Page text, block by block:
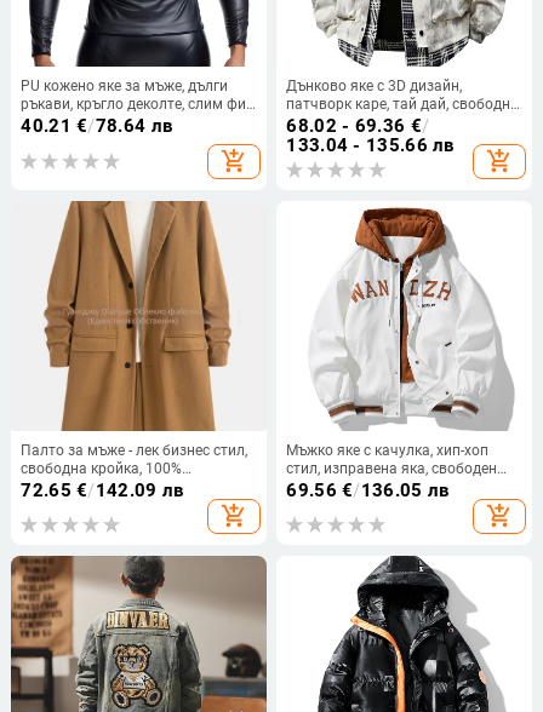
PU кожено яке за мъже, дълги
ръкави, кръгло деколте, слим фит,
подплата полиестер
40.21 €/78.64 лв
add_shopping_cart
Дънково яке с 3D дизайн,
патчворк каре, тай дай, свободна
кройка (Пролет 2025)
68.02 - 69.36 €/
133.04 - 135.66 лв
add_shopping_cart
Палто за мъже - лек бизнес стил,
свободна кройка, 100%
полиестер, MQ622, есен 2025
72.65 €/142.09 лв
add_shopping_cart
Мъжко яке с качулка, хип-хоп
стил, изправена яка, свободен
крой, полиестер, дишащо и
69.56 €/136.05 лв
add_shopping_cart